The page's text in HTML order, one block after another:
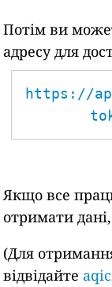
Потім ви
адресу для
https://
Якщо все
отримати
(Для
відвідайте